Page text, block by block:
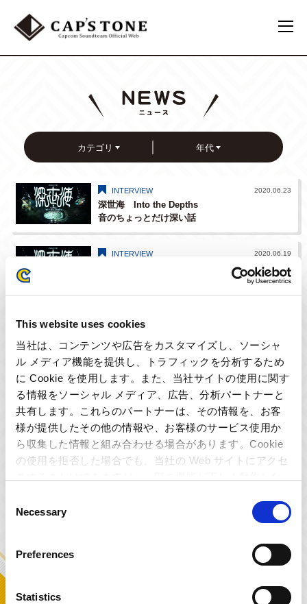
This website uses cookies
当社は、コンテンツや広告をカスタマイズし、ソーシャ
ル メディア機能を提供し、トラフィックを分析するため
に Cookie を使用します。また、当社サイトの使用に関す
る情報をソーシャル メディア、広告、分析パートナーと
共有します。これらのパートナーは、その情報を、お客
様が提供したその他の情報や、お客様のサービス使用か
ら収集した情報と組み合わせる場合があります。Cookie
の使用を拒否した場合でも、当社の Web サイトにアクセ
Selection
Necessary
Preferences
Statistics
カテゴリ 年代
INTERVIEW
深世海 Into the Depths
音のちょっとだけ深い話
其ノ弐 効果音 後編
2020.06.23
INTERVIEW
其ノ弐 効果音 前編
2020.06.19
深世海 Into the Depths
音のちょっとだけ深い話
其ノ壱 音制作 全体編
INTERVIEW
『ロックマン ゼロ&ゼクス ダブルヒーローコレ
クション』～サウンド制作秘話～
2020.03.05
INTERVIEW
サウンドお仕事紹介！ ～サウンドプログラマ
2020.02.04
2020.01.22
「PlayStation® Game Music大賞 2019」で カ